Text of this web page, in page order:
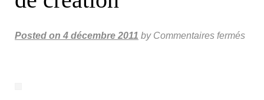
Posted on 4 décembre 2011 by Commentaires fermés